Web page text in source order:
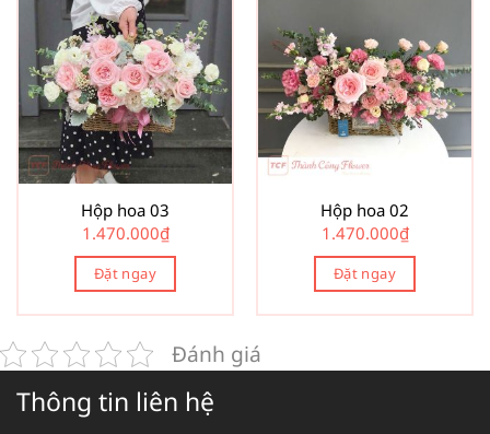
Hộp hoa 03
1.470.000₫
Đặt ngay
Hộp hoa 02
1.470.000₫
Đặt ngay
Đánh giá
Thông tin liên hệ